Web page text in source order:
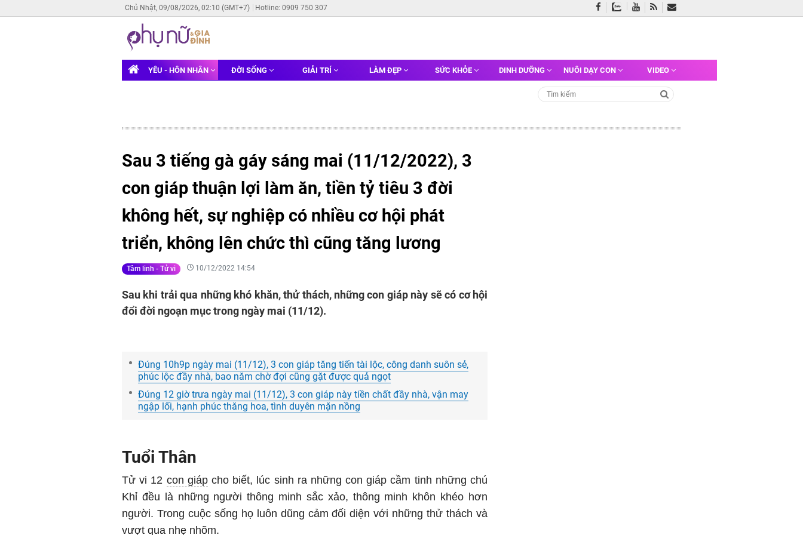
Chủ Nhật, 09/08/2026, 02:10 (GMT+7) Hotline: 0909 750 307
YÊU - HÔN NHÂN ĐỜI SỐNG GIẢI TRÍ LÀM ĐẸP SỨC KHỎE DINH DƯỠNG NUÔI DẠY CON VIDEO
Sau 3 tiếng gà gáy sáng mai (11/12/2022), 3
con giáp thuận lợi làm ăn, tiền tỷ tiêu 3 đời
không hết, sự nghiệp có nhiều cơ hội phát
triển, không lên chức thì cũng tăng lương
Tâm linh - Tử vi 10/12/2022 14:54
Sau khi trải qua những khó khăn, thử thách, những con giáp này sẽ có cơ hội
đổi đời ngoạn mục trong ngày mai (11/12).
Đúng 10h9p ngày mai (11/12), 3 con giáp tăng tiến tài lộc, công danh suôn sẻ,
phúc lộc đầy nhà, bao năm chờ đợi cũng gặt được quả ngọt
Đúng 12 giờ trưa ngày mai (11/12), 3 con giáp này tiền chất đầy nhà, vận may
ngập lối, hạnh phúc thăng hoa, tình duyên mặn nồng
Tuổi Thân
Tử vi 12 con giápcho biết, lúc sinh ra những con giáp cầm tinh những chú
Khỉ đều là những người thông minh sắc xảo, thông minh khôn khéo hơn
người. Trong cuộc sống họ luôn dũng cảm đối diện với những thử thách và
vượt qua nhẹ nhõm.